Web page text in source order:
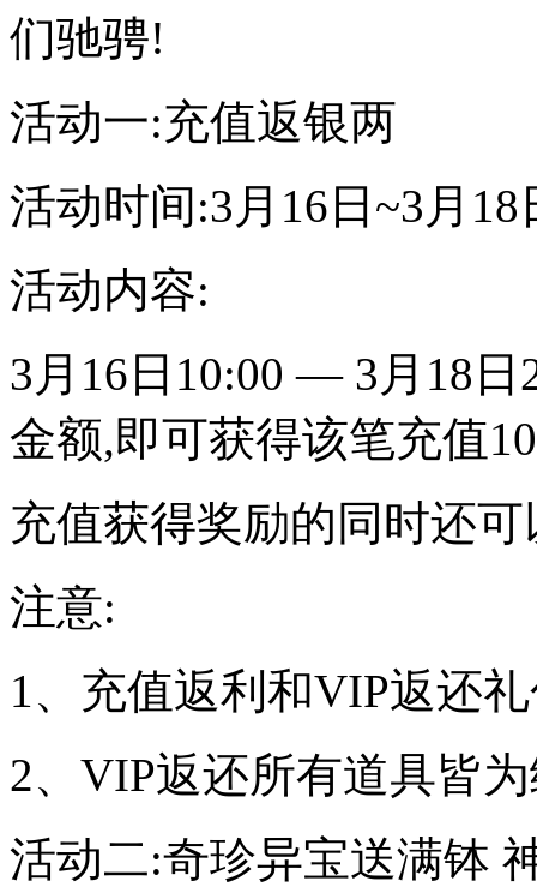
们驰骋!
活动一:充值返银两
活动时间:3月16日~3月18
活动内容:
3月16日10:00 — 3月18
金额,即可获得该笔充值
充值获得奖励的同时还
注意:
1、充值返利和VIP返还
2、VIP返还所有道具皆
活动二:奇珍异宝送满钵